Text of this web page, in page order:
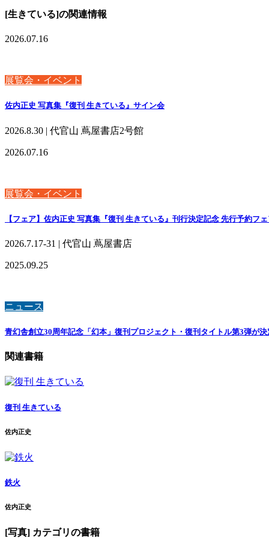
[生きている]の関連情報
2026.07.16
展覧会・イベント
佐内正史 写真集『復刊 生きている』サイン会
2026.8.30 | 代官山 蔦屋書店2号館
2026.07.16
展覧会・イベント
【フェア】佐内正史 写真集『復刊 生きている』刊行決定記念 先行予約フ
2026.7.17-31 | 代官山 蔦屋書店
2025.09.25
ニュース
青幻舎創立30周年記念「幻本」復刊プロジェクト・復刊タイトル第3弾が決
関連書籍
復刊 生きている
佐内正史
鉄火
佐内正史
[写真] カテゴリの書籍